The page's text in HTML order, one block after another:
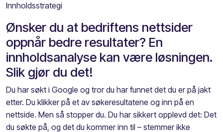
Innholdsstrategi
Ønsker du at bedriftens nettsider
oppnår bedre resultater? En
innholdsanalyse kan være løsningen.
Slik gjør du det!
Du har søkt i Google og tror du har funnet det du er på jakt
etter. Du klikker på et av søkeresultatene og inn på en
nettside. Men så stopper du. Du har sikkert opplevd det: Det
du søkte på, og det du kommer inn til – stemmer ikke